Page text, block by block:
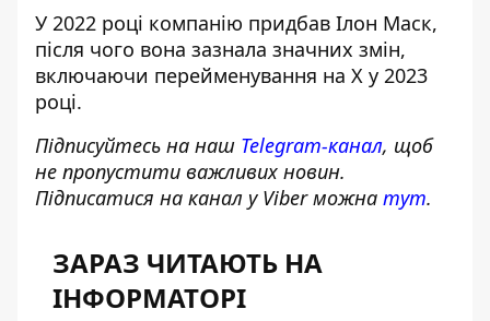
У 2022 році компанію придбав Ілон Маск,
після чого вона зазнала значних змін,
включаючи перейменування на X у 2023
році.
Підписуйтесь на наш Telegram-канал, щоб
не пропустити важливих новин.
Підписатися на канал у Viber можна тут.
ЗАРАЗ ЧИТАЮТЬ НА
ІНФОРМАТОРІ